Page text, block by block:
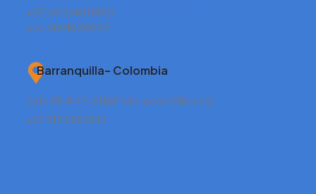
+57 (602) 401 1190
+57 316 4830043
Barranquilla– Colombia
Calle 85 # 47-61 Edificio Jaccur Oficina 2J
+57 315 2885513